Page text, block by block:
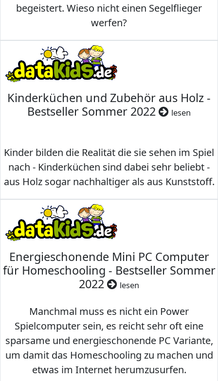
begeistert. Wieso nicht einen Segelflieger
werfen?
Kinderküchen und Zubehör aus Holz -
Bestseller Sommer 2022
lesen
Kinder bilden die Realität die sie sehen im Spiel
nach - Kinderküchen sind dabei sehr beliebt -
aus Holz sogar nachhaltiger als aus Kunststoff.
Energieschonende Mini PC Computer
für Homeschooling - Bestseller Sommer
2022
lesen
Manchmal muss es nicht ein Power
Spielcomputer sein, es reicht sehr oft eine
sparsame und energieschonende PC Variante,
um damit das Homeschooling zu machen und
etwas im Internet herumzusurfen.